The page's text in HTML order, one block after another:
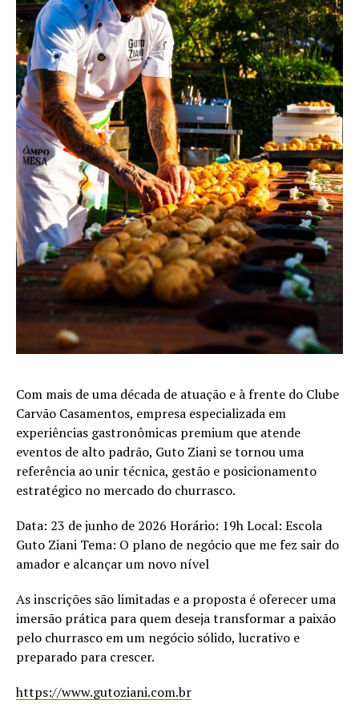
Com mais de uma década de atuação e à frente do Clube
Carvão Casamentos, empresa especializada em
experiências gastronômicas premium que atende
eventos de alto padrão, Guto Ziani se tornou uma
referência ao unir técnica, gestão e posicionamento
estratégico no mercado do churrasco.
Data: 23 de junho de 2026 Horário: 19h Local: Escola
Guto Ziani Tema: O plano de negócio que me fez sair do
amador e alcançar um novo nível
As inscrições são limitadas e a proposta é oferecer uma
imersão prática para quem deseja transformar a paixão
pelo churrasco em um negócio sólido, lucrativo e
preparado para crescer.
https://www.gutoziani.com.br